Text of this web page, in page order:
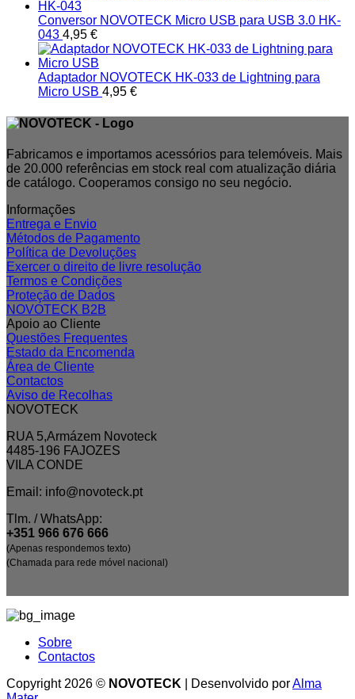
Conversor NOVOTECK Micro USB para USB 3.0 HK-
043 4,95 €
Adaptador NOVOTECK HK-033 de Lightning para
Micro USB 4,95 €
Fabricamos e importamos acessórios para telemóveis. Mais
de 20.000 referências em stock real com atualização diária
de catálogo. Cooperamos consigo no seu negócio.
Informações
Entrega e Envio
Métodos de Pagamento
Política de Devoluções
Exercer o direito de livre resolução
Termos e Condições
Proteção de Dados
NOVOTECK B2B
Apoio ao Cliente
Questões Frequentes
Estado da Encomenda
Área de Cliente
Contactos
Aviso de Recolhas
NOVOTECK
RUA 5,Armázem Novoteck
4485-196 FAJOZES
VILA CONDE
Email: info@novoteck.pt
Tlm. / WhatsApp:
+351 966 676 666
(Apenas respondemos texto)
(Chamada para rede móvel nacional)
Sobre
Contactos
Copyright 2026 © NOVOTECK | Desenvolvido porAlma